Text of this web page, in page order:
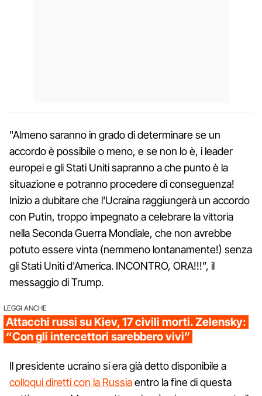
"Almeno saranno in grado di determinare se un
accordo è possibile o meno, e se non lo è, i leader
europei e gli Stati Uniti sapranno a che punto è la
situazione e potranno procedere di conseguenza!
Inizio a dubitare che l'Ucraina raggiungerà un accordo
con Putin, troppo impegnato a celebrare la vittoria
nella Seconda Guerra Mondiale, che non avrebbe
potuto essere vinta (nemmeno lontanamente!) senza
gli Stati Uniti d'America. INCONTRO, ORA!!!”, il
messaggio di Trump.
LEGGI ANCHE
Attacchi russi su Kiev, 17 civili morti. Zelensky:
“Con gli intercettori sarebbero vivi”
Il presidente ucraino si era già detto disponibile a
colloqui diretti con la Russiaentro la fine di questa